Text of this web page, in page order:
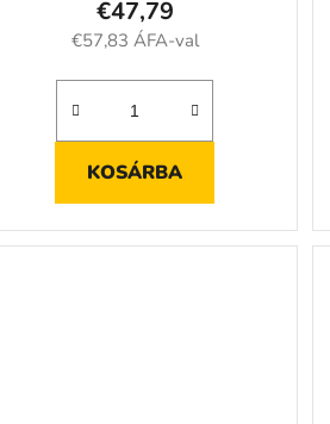
€57,83 ÁFA-val
€47,79
KOSÁRBA